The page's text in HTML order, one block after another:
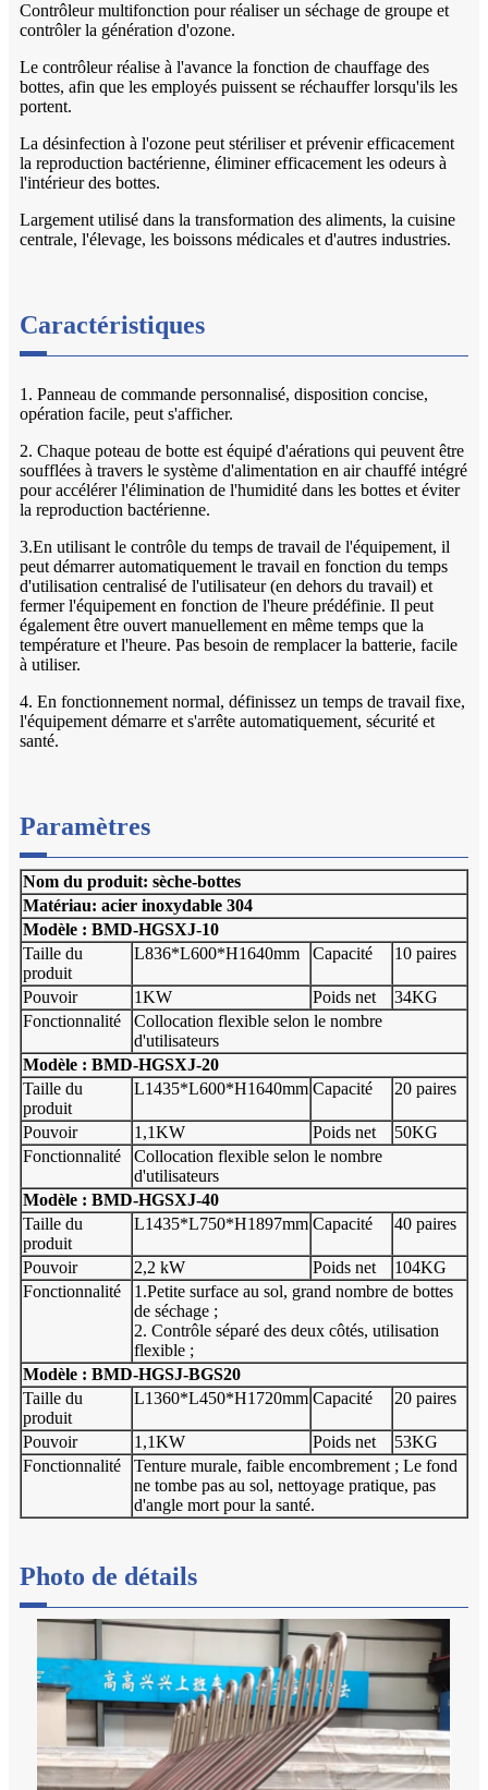
Contrôleur multifonction pour réaliser un séchage de groupe et
contrôler la génération d'ozone.
Le contrôleur réalise à l'avance la fonction de chauffage des
bottes, afin que les employés puissent se réchauffer lorsqu'ils les
portent.
La désinfection à l'ozone peut stériliser et prévenir efficacement
la reproduction bactérienne, éliminer efficacement les odeurs à
l'intérieur des bottes.
Largement utilisé dans la transformation des aliments, la cuisine
centrale, l'élevage, les boissons médicales et d'autres industries.
Caractéristiques
1. Panneau de commande personnalisé, disposition concise,
opération facile, peut s'afficher.
2. Chaque poteau de botte est équipé d'aérations qui peuvent être
soufflées à travers le système d'alimentation en air chauffé intégré
pour accélérer l'élimination de l'humidité dans les bottes et éviter
la reproduction bactérienne.
3.En utilisant le contrôle du temps de travail de l'équipement, il
peut démarrer automatiquement le travail en fonction du temps
d'utilisation centralisé de l'utilisateur (en dehors du travail) et
fermer l'équipement en fonction de l'heure prédéfinie. Il peut
également être ouvert manuellement en même temps que la
température et l'heure. Pas besoin de remplacer la batterie, facile
à utiliser.
4. En fonctionnement normal, définissez un temps de travail fixe,
l'équipement démarre et s'arrête automatiquement, sécurité et
santé.
Paramètres
Nom du produit: sèche-bottes
Matériau: acier inoxydable 304
Modèle : BMD-HGSXJ-10
Taille du
produit
L836*L600*H1640mm Capacité 10 paires
Pouvoir 1KW Poids net
34KG
Fonctionnalité
Collocation flexible selon le nombre
d'utilisateurs
Modèle : BMD-HGSXJ-20
Taille du
produit
L1435*L600*H1640mm Capacité 20 paires
Pouvoir 1,1KW Poids net
50KG
Fonctionnalité
Collocation flexible selon le nombre
d'utilisateurs
Modèle : BMD-HGSXJ-40
Taille du
produit
L1435*L750*H1897mm Capacité 40 paires
Pouvoir 2,2 kW Poids net
104KG
Fonctionnalité
1.Petite surface au sol, grand nombre de bottes
de séchage ;
2. Contrôle séparé des deux côtés, utilisation
flexible ;
Modèle : BMD-HGSJ-BGS20
Taille du
produit
L1360*L450*H1720mm Capacité 20 paires
Pouvoir 1,1KW Poids net
53KG
Fonctionnalité
Tenture murale, faible encombrement ; Le fond
ne tombe pas au sol, nettoyage pratique, pas
d'angle mort pour la santé.
Photo de détails